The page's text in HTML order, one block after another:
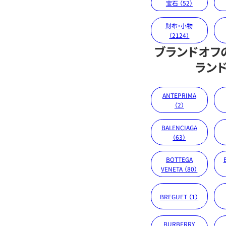
宝石 （52）
財布・小物
（2124）
ブランドオ
ラン
ANTEPRIMA
（2）
BALENCIAGA
（63）
BOTTEGA
VENETA （80）
BREGUET （1）
BURBERRY